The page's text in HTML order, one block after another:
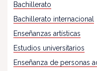
Bachillerato
Bachillerato internacional
Enseñanzas artísticas
Estudios universitarios
Enseñanza de personas